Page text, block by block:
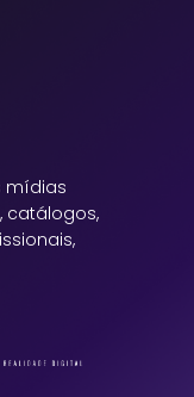
mídias
catálogos,